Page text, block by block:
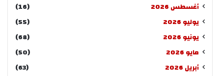
أغسطس 2026
(16)
يوليو 2026
(55)
يونيو 2026
(68)
مايو 2026
(50)
أبريل 2026
(63)